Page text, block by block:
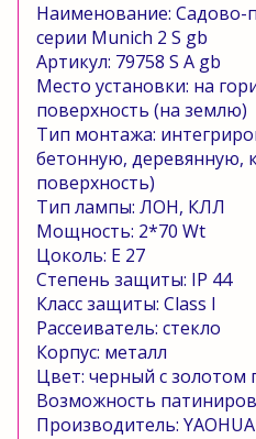
Наименование: Садово-
серии Munich 2 S gb
Артикул: 79758 S A gb
Место установки: на
поверхность (на землю)
Тип монтажа:
бетонную, деревянную,
поверхность)
Тип лампы: ЛОН, КЛЛ
Мощность: 2*70 Wt
Цоколь: E 27
Степень защиты: IP 44
Класс защиты: Class l
Рассеиватель: стекло
Корпус: металл
Цвет: черный с золотом
Возможность
Производитель: